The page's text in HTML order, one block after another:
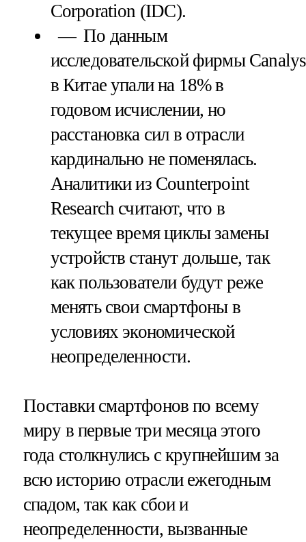
Corporation (IDC).
По данным
исследовательской фирмы
в Китае упали на 18% в
годовом исчислении, но
расстановка сил в отрасли
кардинально не поменялась.
Аналитики из Counterpoint
Research считают, что в
текущее время циклы замены
устройств станут дольше, так
как пользователи будут реже
менять свои смартфоны в
условиях экономической
неопределенности.
Поставки смартфонов по всему
миру в первые три месяца этого
года столкнулись с крупнейшим за
всю историю отрасли ежегодным
спадом, так как сбои и
неопределенности, вызванные